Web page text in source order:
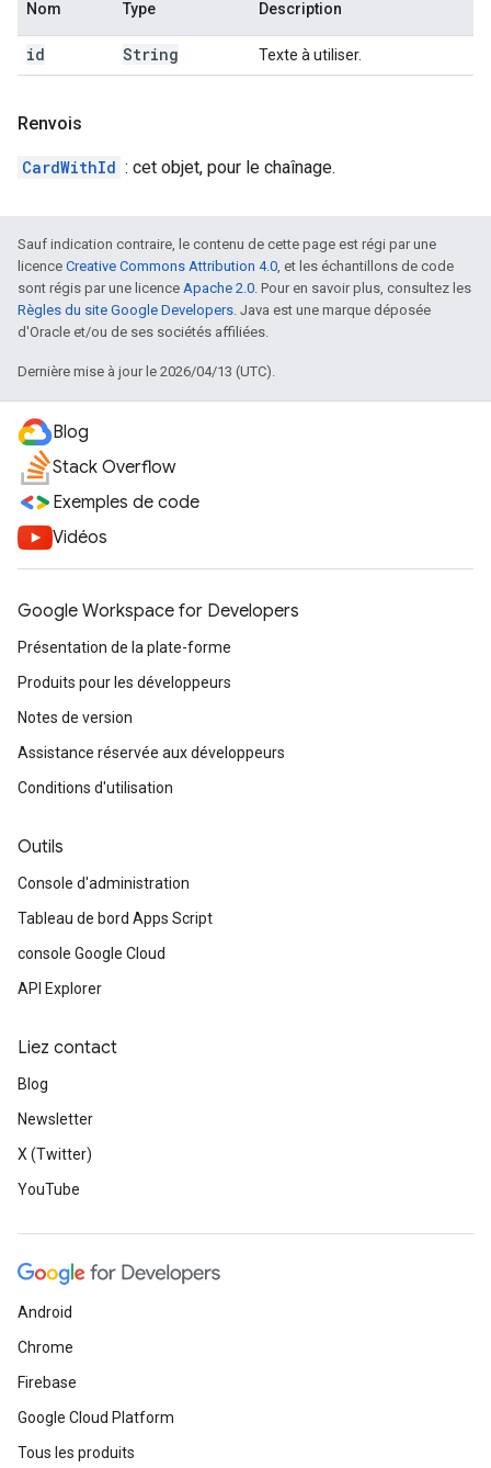
Nom Type Description
id String Texte à utiliser.
Renvois
CardWithId : cet objet, pour le chaînage.
Sauf indication contraire, le contenu de cette page est régi par une
licence Creative Commons Attribution 4.0, et les échantillons de code
sont régis par une licence Apache 2.0. Pour en savoir plus, consultez les
Règles du site Google Developers. Java est une marque déposée
d'Oracle et/ou de ses sociétés affiliées.
Dernière mise à jour le 2026/04/13 (UTC).
Blog
Stack Overflow
Exemples de code
Vidéos
Google Workspace for Developers
Présentation de la plate-forme
Produits pour les développeurs
Notes de version
Assistance réservée aux développeurs
Conditions d'utilisation
Outils
Console d'administration
Tableau de bord Apps Script
console Google Cloud
API Explorer
Liez contact
Blog
Newsletter
X (Twitter)
YouTube
Android
Chrome
Firebase
Google Cloud Platform
Tous les produits